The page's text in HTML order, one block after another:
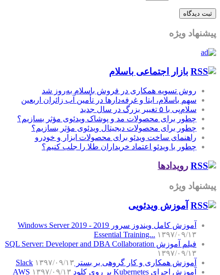
پیشنهاد ویژه
بازار اجتماعی باسلام
روش تسویه همکاری در فروش باسلام به‌روز شد
سهم باسلام، ایتا و غرفه‌دارها در تأمین آب زائران اربعین
سلام‌پی با ۵ تغییر بزرگ در سال جدید
چطور برای محصولات مد و پوشاک ویدئوی مؤثر بسازیم؟
چطور برای محصولات دیجیتال ویدئوی مؤثر بسازیم؟
راهنمای ساخت ویدئو برای محصولات ابزار و خودرو
چطور با ویدئو اعتماد خریداران طلا را جلب کنیم؟
رویدادها
پیشنهاد ویژه
آموزش‌ ویدئویی
آموزش کامل ویندوز سرور 2019 - Windows Server 2019
Essential Training... ۱۳۹۷/۰۹/۱۳
فیلم آموزش SQL Server: Developer and DBA Collaboration
۱۳۹۷/۰۹/۱۳
آموزش همکاری و کار گروهی بر بستر Slack ۱۳۹۷/۰۹/۱۳
آموزش اجرای Kubernetes بر روی کلود AWS
۱۳۹۷/۰۹/۱۳